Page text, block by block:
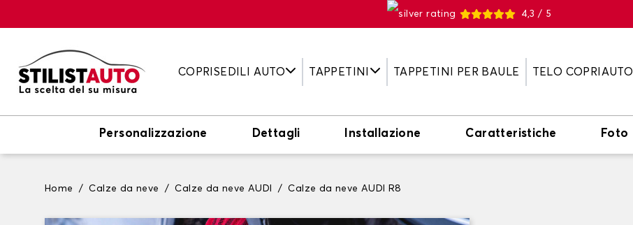
4,3 / 5
COPRISEDILI AUTO TAPPETINI TAPPETINI PER BAULE TELO COPRIAUTO
Personalizzazione Dettagli Installazione Caratteristiche Foto
Home Calze da neve Calze da neve AUDI Calze da neve AUDI R8